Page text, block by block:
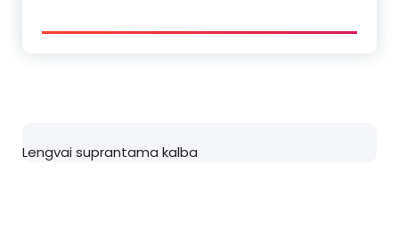
Lengvai suprantama kalba